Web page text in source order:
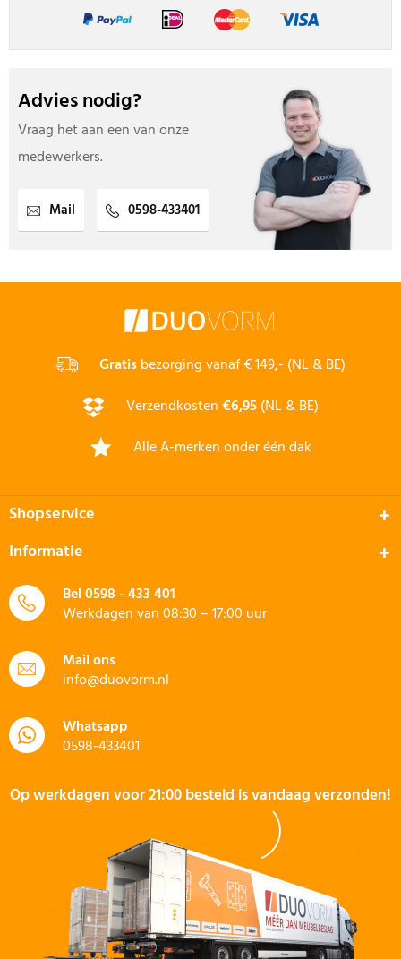
Advies nodig?
Vraag het aan een van onze
medewerkers.
Mail 0598-433401
Gratisbezorging vanaf € 149,- (NL & BE)
Verzendkosten€6,95(NL & BE)
Alle A-merken onder één dak
Shopservice
Informatie
Bel0598 - 433 401
Werkdagen van 08:30 – 17:00 uur
Mail ons
info@duovorm.nl
Whatsapp
0598-433401
Op werkdagen voor 21:00 besteld is vandaag verzonden!